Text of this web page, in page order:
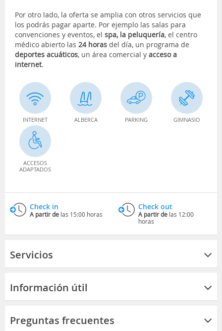
Por otro lado, la oferta se amplia con otros servicios que
los podrás pagar aparte. Por ejemplo las salas para
convenciones y eventos, el spa, la peluquería, el centro
médico abierto las 24 horas del día, un programa de
deportes acuáticos, un área comercial y acceso a
internet.
INTERNET ALBERCA PARKING GIMNASIO
ACCESOS
ADAPTADOS
Check in
A partir de las 15:00 horas
Check out
A partir delas 12:00
horas
Servicios
Información útil
Preguntas frecuentes